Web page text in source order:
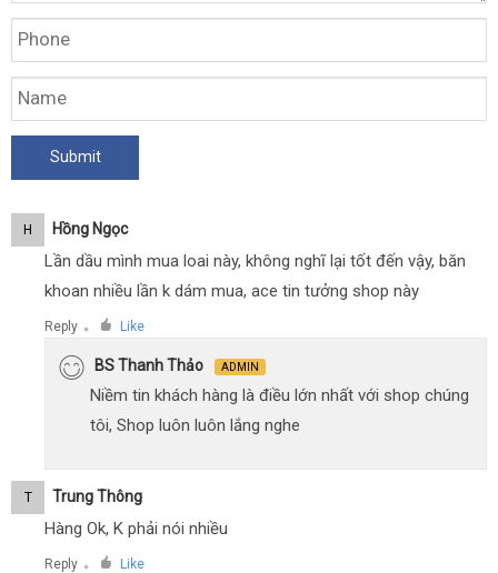
H Hồng Ngọc
Lần dầu mình mua loai này, không nghĩ lại tốt đến vậy, băn
khoan nhiều lần k dám mua, ace tin tưởng shop này
Reply ● Like
BS Thanh Thảo ADMIN
Niềm tin khách hàng là điều lớn nhất với shop chúng
tôi, Shop luôn luôn lắng nghe
T Trung Thông
Hàng Ok, K phải nói nhiều
Reply ● Like